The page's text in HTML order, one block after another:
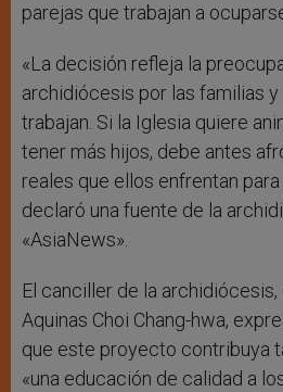
parejas que trabajan a
«La decisión refleja la
archidiócesis por las familias
trabajan. Si la Iglesia quiere
tener más hijos, debe antes
reales que ellos enfrentan
declaró una fuente de la
«AsiaNews».
El canciller de la
Aquinas Choi Chang-hwa,
que este proyecto contribuya
«una educación de calidad a